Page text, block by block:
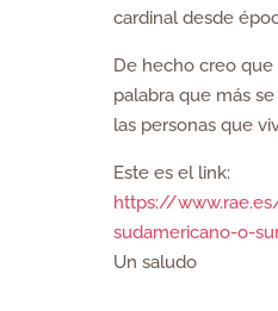
cardinal desde
De hecho creo que
palabra que más
las personas que
Este es el link:
https://
sudamericano-o-
Un saludo